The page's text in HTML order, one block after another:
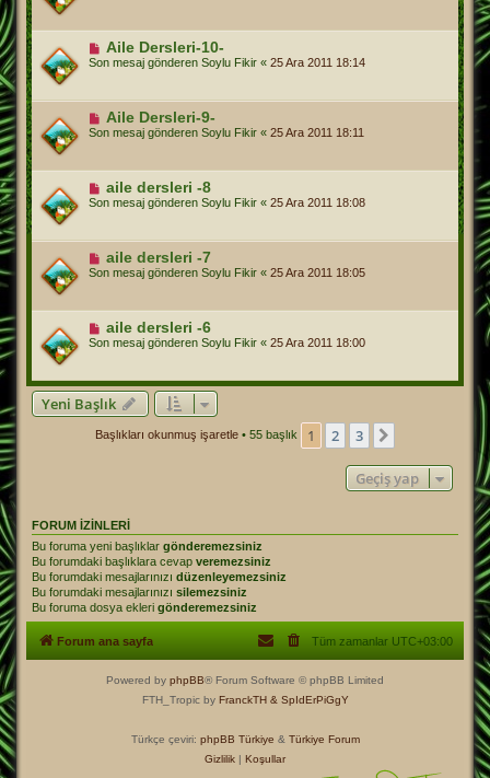
Aile Dersleri-10-
Son mesaj gönderen Soylu Fikir « 25 Ara 2011 18:14
Aile Dersleri-9-
Son mesaj gönderen Soylu Fikir « 25 Ara 2011 18:11
aile dersleri -8
Son mesaj gönderen Soylu Fikir « 25 Ara 2011 18:08
aile dersleri -7
Son mesaj gönderen Soylu Fikir « 25 Ara 2011 18:05
aile dersleri -6
Son mesaj gönderen Soylu Fikir « 25 Ara 2011 18:00
Yeni Başlık
Başlıkları okunmuş işaretle • 55 başlık 1 2 3
Geçiş yap
FORUM IZINLERI
Bu foruma yeni başlıklar gönderemezsiniz
Bu forumdaki başlıklara cevap veremezsiniz
Bu forumdaki mesajlarınızı düzenleyemezsiniz
Bu forumdaki mesajlarınızı silemezsiniz
Bu foruma dosya ekleri gönderemezsiniz
Forum ana sayfa Tüm zamanlar UTC+03:00
Powered by phpBB® Forum Software © phpBB Limited
FTH_Tropic by FranckTH & SpIdErPiGgY
Türkçe çeviri: phpBB Türkiye & Türkiye Forum
Gizlilik | Koşullar